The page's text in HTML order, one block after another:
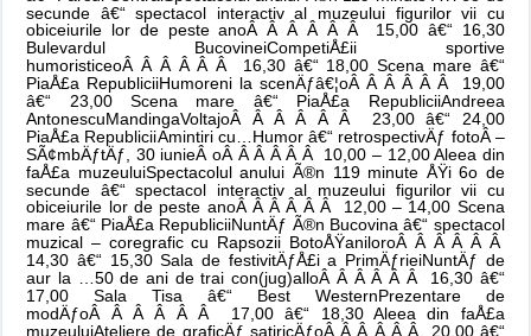
secunde â€“ spectacol interactiv al muzeului figurilor vii cu
obiceiurile lor de peste anoÂ Â Â Â Â Â 15,00 â€“ 16,30
Bulevardul BucovineiCompetiÅ£ii sportive
humoristiceoÂ Â Â Â Â Â 16,30 â€“ 18,00 Scena mare â€“
PiaÅ£a RepubliciiHumoreni la scenÄƒâ€¦oÂ Â Â Â Â Â 19,00
â€“ 23,00 Scena mare â€“ PiaÅ£a RepubliciiAndreea
AntonescuMandingaVoltajoÂ Â Â Â Â Â 23,00 â€“ 24,00
PiaÅ£a RepubliciiAmintiri cu…Humor â€“ retrospectivÄƒ fotoÂ –
SÃ¢mbÄƒtÄƒ, 30 iunieÂoÂ Â Â Â Â Â 10,00 – 12,00 Aleea din
faÅ£a muzeuluiSpectacolul anului Ã®n 119 minute ÅŸi 6o de
secunde â€“ spectacol interactiv al muzeului figurilor vii cu
obiceiurile lor de peste anoÂ Â Â Â Â Â 12,00 – 14,00 Scena
mare â€“ PiaÅ£a RepubliciiNuntÄƒ Ã®n Bucovina â€“ spectacol
muzical – coregrafic cu Rapsozii BotoÅŸaniloroÂ Â Â Â Â Â
14,30 â€“ 15,30 Sala de festivitÄƒÅ£i a PrimÄƒrieiNuntÄƒ de
aur la …50 de ani de trai con(jug)alloÂ Â Â Â Â Â 16,30 â€“
17,00 Sala Tisa â€“ Best WesternPrezentare de
modÄƒoÂ Â Â Â Â Â 17,00 â€“ 18,30 Aleea din faÅ£a
muzeuluiAteliere de graficÄƒ satiricÄƒoÂ Â Â Â Â Â 20,00 â€“